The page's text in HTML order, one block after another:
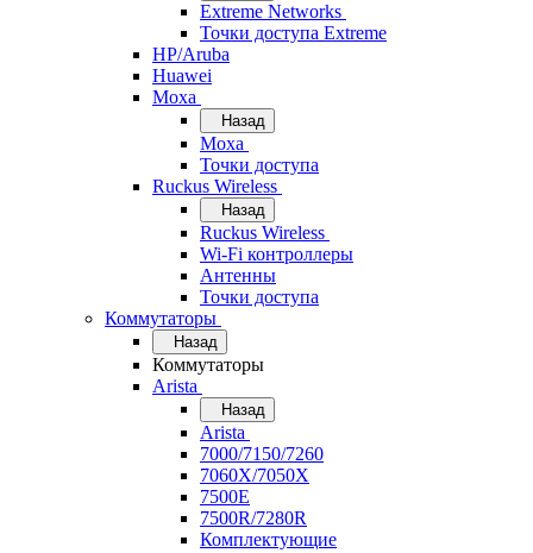
Extreme Networks
Точки доступа Extreme
HP/Aruba
Huawei
Moxa
Назад
Moxa
Точки доступа
Ruckus Wireless
Назад
Ruckus Wireless
Wi-Fi контроллеры
Антенны
Точки доступа
Коммутаторы
Назад
Коммутаторы
Arista
Назад
Arista
7000/7150/7260
7060X/7050X
7500E
7500R/7280R
Комплектующие